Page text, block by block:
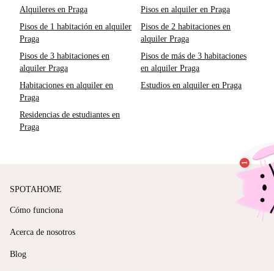
Alquileres en Praga
Pisos en alquiler en Praga
Pisos de 1 habitación en alquiler
Praga
Pisos de 2 habitaciones en
alquiler Praga
Pisos de 3 habitaciones en
alquiler Praga
Pisos de más de 3 habitaciones
en alquiler Praga
Habitaciones en alquiler en
Praga
Estudios en alquiler en Praga
Residencias de estudiantes en
Praga
SPOTAHOME
Cómo funciona
Acerca de nosotros
Blog